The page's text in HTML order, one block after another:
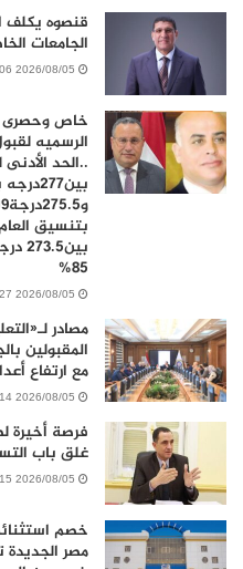
قنصوه يكلف
الجامعات
2026/08/05 9:01:06 مساءً
خاص وحصرى
الرسميه
..الحد
بتنسيق
85%
2026/08/05 6:08:27 مساءً
مصادر
المقبولين
مع ارتفاع
2026/08/05 12:36:14 مساءً
غلق باب
2026/08/05 12:02:15 مساءً
خصم